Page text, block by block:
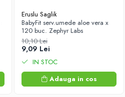
Eruslu Saglik
BabyFit serv.umede aloe vera x
120 buc. Zephyr Labs
10,10 Lei
9,09 Lei
IN STOC
Adauga in cos